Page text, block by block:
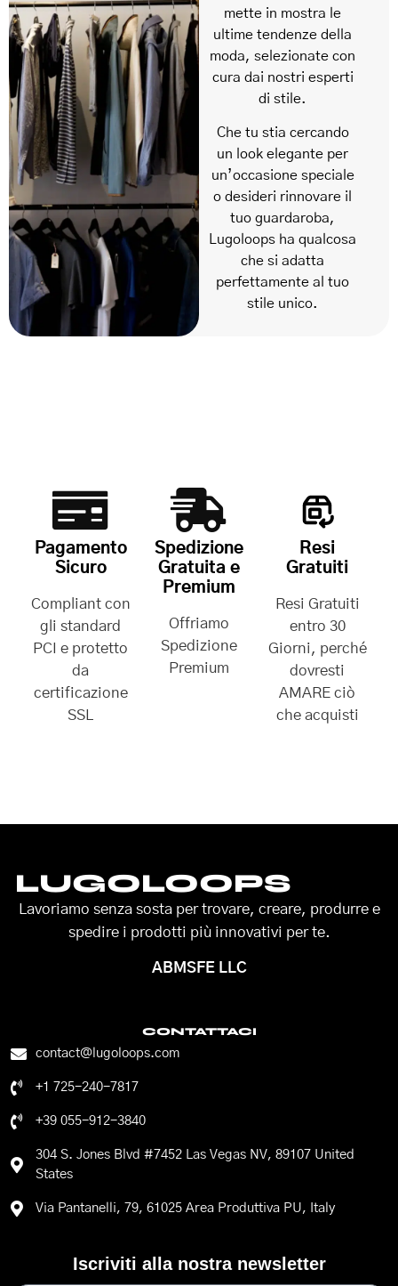
mette in mostra le
ultime tendenze della
moda, selezionate con
cura dai nostri esperti
di stile.
Che tu stia cercando
un look elegante per
un’occasione speciale
o desideri rinnovare il
tuo guardaroba,
Lugoloops ha qualcosa
che si adatta
perfettamente al tuo
stile unico.
Pagamento
Sicuro
Compliant con
gli standard
PCI e protetto
da
certificazione
SSL
Spedizione
Gratuita e
Premium
Offriamo
Spedizione
Premium
Resi
Gratuiti
Resi Gratuiti
entro 30
Giorni, perché
dovresti
AMARE ciò
che acquisti
LUGOLOOPS
Lavoriamo senza sosta per trovare, creare, produrre e
spedire i prodotti più innovativi per te.
ABMSFE LLC
CONTATTACI
contact@lugoloops.com
+1 725-240-7817
+39 055-912-3840
304 S. Jones Blvd #7452 Las Vegas NV, 89107 United
States
Via Pantanelli, 79, 61025 Area Produttiva PU, Italy
Iscriviti alla nostra newsletter